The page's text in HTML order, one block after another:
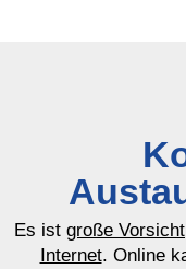
Es ist große Vorsicht
Internet. Online